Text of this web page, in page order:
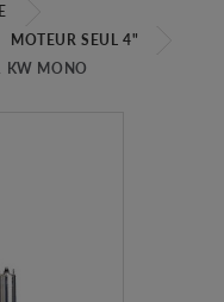
MOTEUR SEUL 4"
KW MONO